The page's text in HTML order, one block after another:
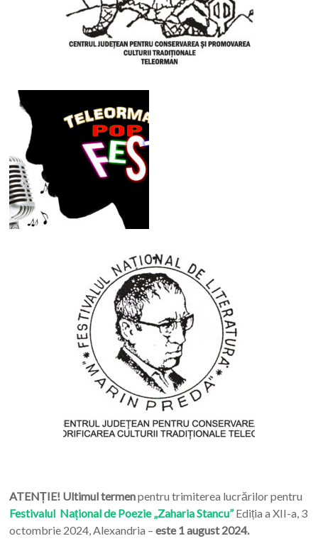
ATENȚIE! Ultimul termenpentru trimiterea lucrărilor pentru
Festivalul Național de Poezie „Zaharia Stancu”Ediția a XII-a, 3
octombrie 2024, Alexandria – este 1 august 2024.